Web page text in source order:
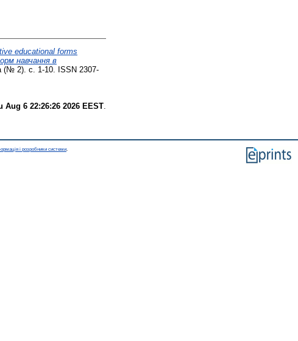
educational forms
навчання в
(№ 2). с. 1-10. ISSN 2307-
Aug 6 22:26:26 2026 EEST
і розробники системи